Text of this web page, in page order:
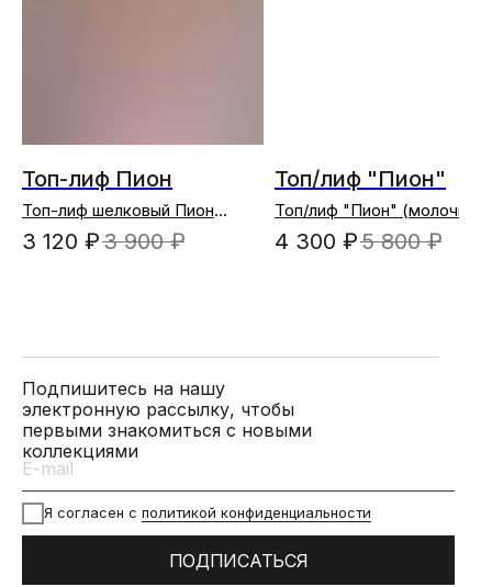
Топ-лиф Пион
Топ-лиф шелковый Пион
(пудровый)
3 120 ₽3 900 ₽
Топ/лиф "Пион"
Топ/лиф "Пион" (молочный)
4 300 ₽5 800 ₽
Подпишитесь на нашу
электронную рассылку, чтобы
первыми знакомиться с новыми
коллекциями
Я согласен с политикой конфиденциальности
ПОДПИСАТЬСЯ